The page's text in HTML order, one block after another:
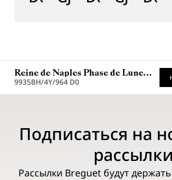
Reine de Naples Phase de Lune
9935
9935BH/4Y/964 D0
Подписаться на
рассылки
Рассылки Breguet будут держать